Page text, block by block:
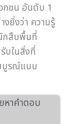
กชน อันดับ 1
งยิ่งว่า ความรู้
กสืบพื้นที่
บในสิ่งที่
บูรณ์แบบ
หาคำตอบ